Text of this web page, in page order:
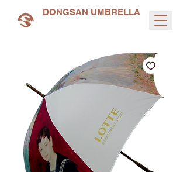
DONGSAN UMBRELLA